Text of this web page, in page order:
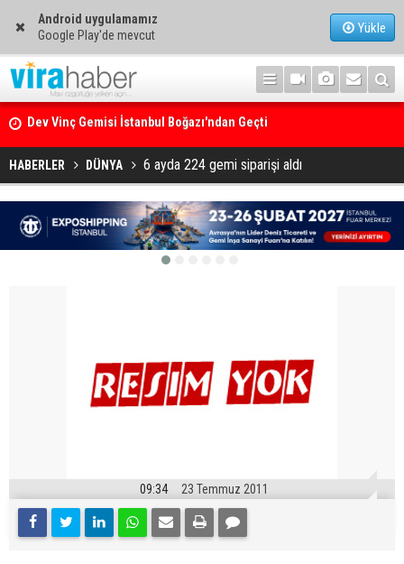
Android uygulamamız
Google Play'de mevcut
Yükle
Ege Denizi’nin En Büyük Mercan Ormanı
HABERLER DÜNYA 6 ayda 224 gemi siparişi aldı
09:34 23 Temmuz 2011